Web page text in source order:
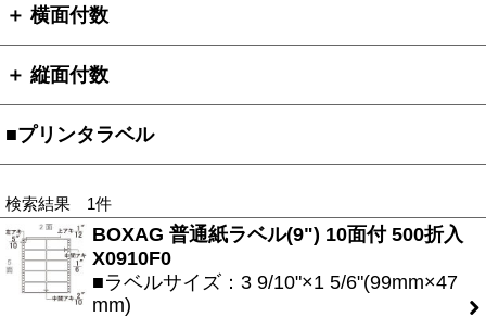
＋ 横面付数
＋ 縦面付数
■プリンタラベル
検索結果 1件
BOXAG 普通紙ラベル(9") 10面付 500折入
X0910F0
■ラベルサイズ：3 9/10"×1 5/6"(99mm×47
mm)